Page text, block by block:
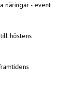
näringar - event
höstens